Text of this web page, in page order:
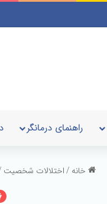
راهنمای درمانگر
خانه /اختلالات شخصیت